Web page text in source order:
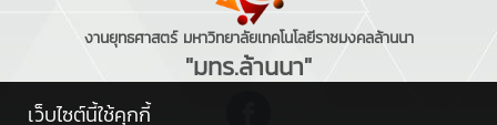
งานยุทธศาสตร์ มหาวิทยาลัยเทคโนโลยีราชมงคลล้านนา
"มทร.ล้านนา"
เว็บไซต์นี้ใช้คุกกี้